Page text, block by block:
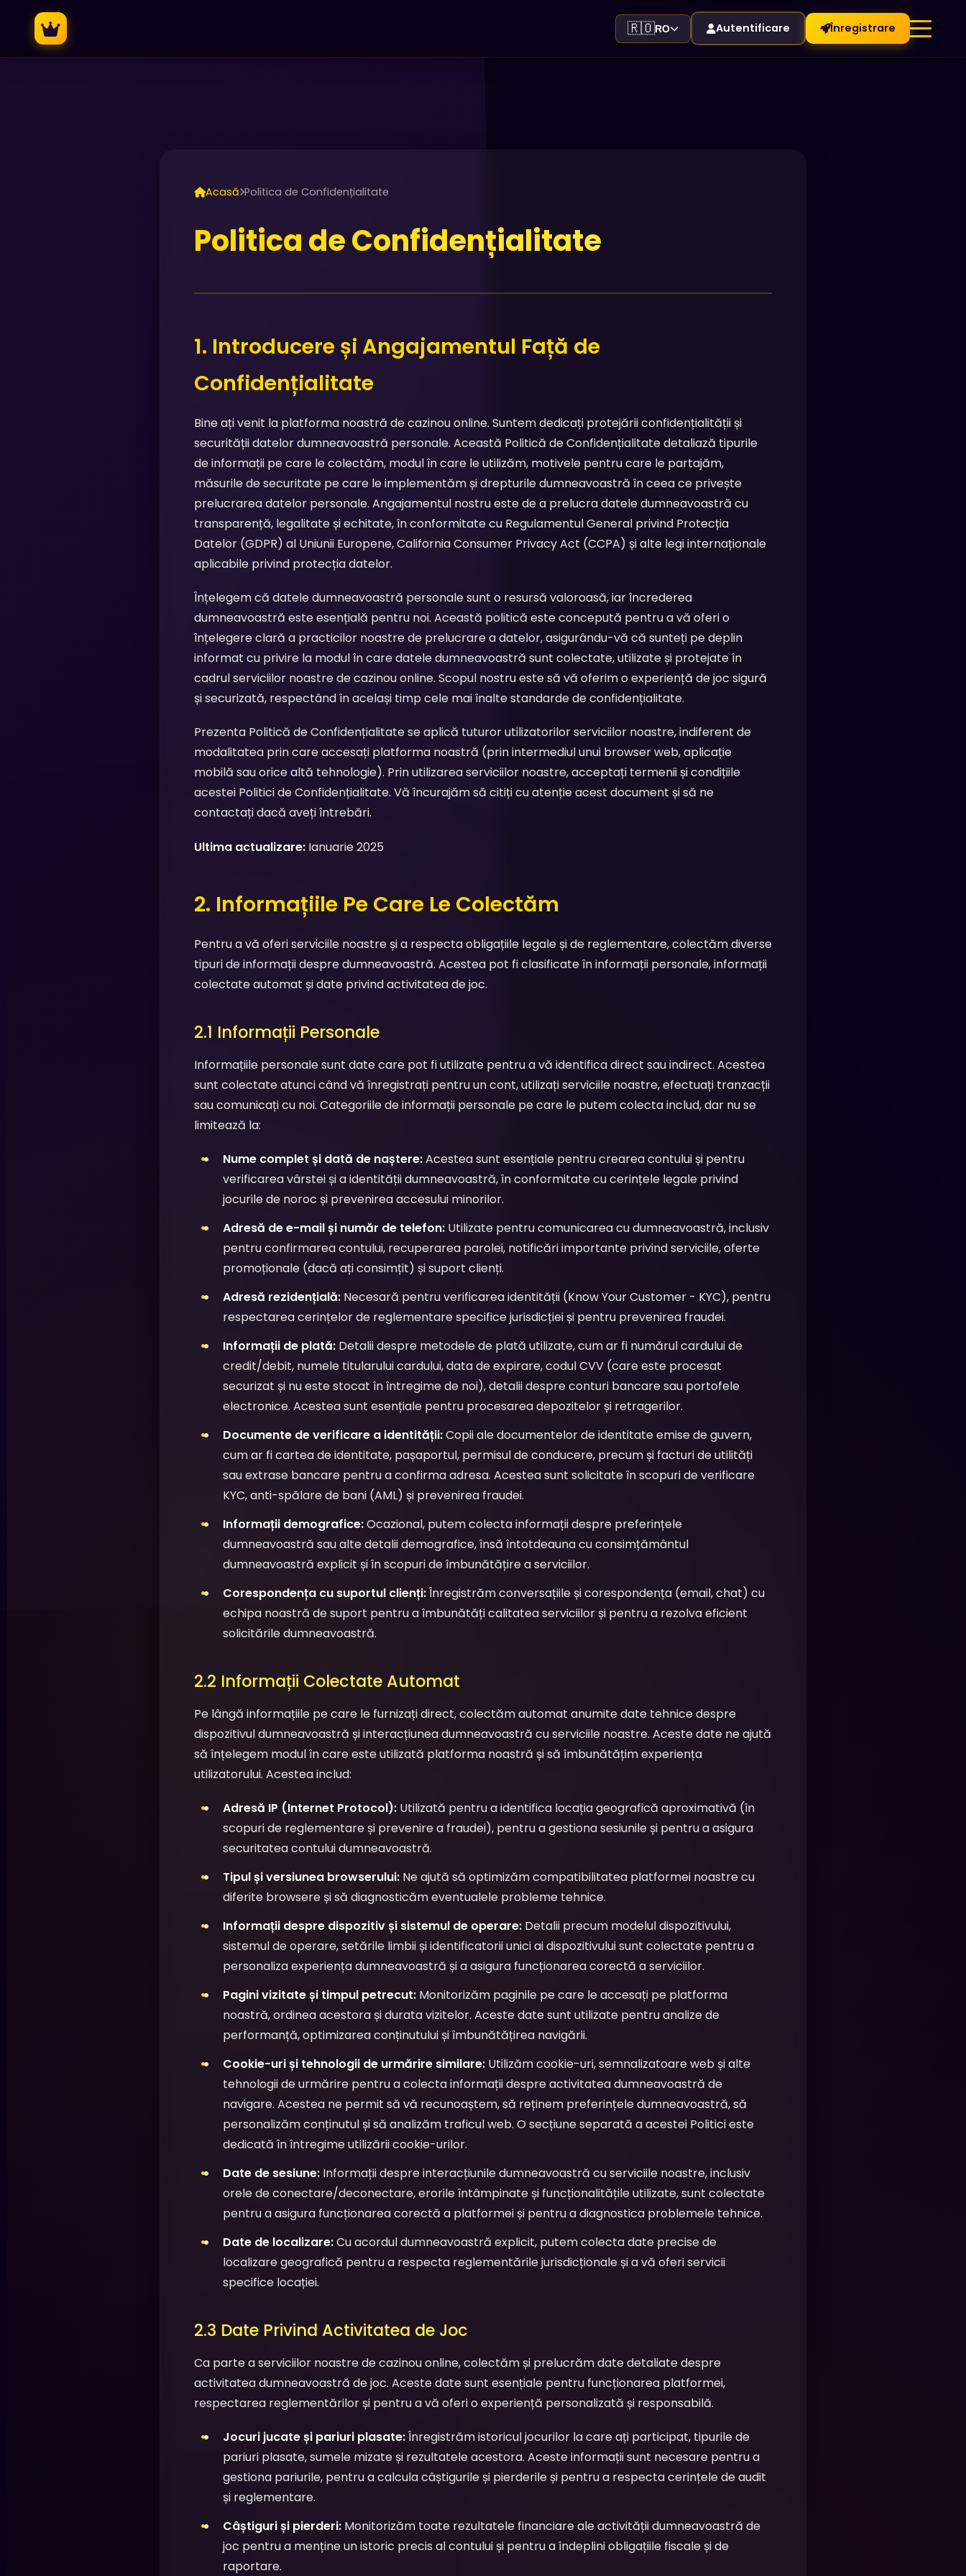
🇷🇴RO Autentificare Înregistrare
Acasă Politica de Confidențialitate
Politica de Confidențialitate
1. Introducere și Angajamentul Față de
Confidențialitate
Bine ați venit la platforma noastră de cazinou online. Suntem dedicați protejării confidențialității și
securității datelor dumneavoastră personale. Această Politică de Confidențialitate detaliază tipurile
de informații pe care le colectăm, modul în care le utilizăm, motivele pentru care le partajăm,
măsurile de securitate pe care le implementăm și drepturile dumneavoastră în ceea ce privește
prelucrarea datelor personale. Angajamentul nostru este de a prelucra datele dumneavoastră cu
transparență, legalitate și echitate, în conformitate cu Regulamentul General privind Protecția
Datelor (GDPR) al Uniunii Europene, California Consumer Privacy Act (CCPA) și alte legi internaționale
aplicabile privind protecția datelor.
Înțelegem că datele dumneavoastră personale sunt o resursă valoroasă, iar încrederea
dumneavoastră este esențială pentru noi. Această politică este concepută pentru a vă oferi o
înțelegere clară a practicilor noastre de prelucrare a datelor, asigurându-vă că sunteți pe deplin
informat cu privire la modul în care datele dumneavoastră sunt colectate, utilizate și protejate în
cadrul serviciilor noastre de cazinou online. Scopul nostru este să vă oferim o experiență de joc sigură
și securizată, respectând în același timp cele mai înalte standarde de confidențialitate.
Prezenta Politică de Confidențialitate se aplică tuturor utilizatorilor serviciilor noastre, indiferent de
modalitatea prin care accesați platforma noastră (prin intermediul unui browser web, aplicație
mobilă sau orice altă tehnologie). Prin utilizarea serviciilor noastre, acceptați termenii și condițiile
acestei Politici de Confidențialitate. Vă încurajăm să citiți cu atenție acest document și să ne
contactați dacă aveți întrebări.
Ultima actualizare: Ianuarie 2025
2. Informațiile Pe Care Le Colectăm
Pentru a vă oferi serviciile noastre și a respecta obligațiile legale și de reglementare, colectăm diverse
tipuri de informații despre dumneavoastră. Acestea pot fi clasificate în informații personale, informații
colectate automat și date privind activitatea de joc.
2.1 Informații Personale
Informațiile personale sunt date care pot fi utilizate pentru a vă identifica direct sau indirect. Acestea
sunt colectate atunci când vă înregistrați pentru un cont, utilizați serviciile noastre, efectuați tranzacții
sau comunicați cu noi. Categoriile de informații personale pe care le putem colecta includ, dar nu se
limitează la:
Nume complet și dată de naștere:Acestea sunt esențiale pentru crearea contului și pentru
verificarea vârstei și a identității dumneavoastră, în conformitate cu cerințele legale privind
jocurile de noroc și prevenirea accesului minorilor.
Adresă de e-mail și număr de telefon: Utilizate pentru comunicarea cu dumneavoastră, inclusiv
pentru confirmarea contului, recuperarea parolei, notificări importante privind serviciile, oferte
promoționale (dacă ați consimțit) și suport clienți.
Adresă rezidențială: Necesară pentru verificarea identității (Know Your Customer - KYC), pentru
respectarea cerințelor de reglementare specifice jurisdicției și pentru prevenirea fraudei.
Informații de plată: Detalii despre metodele de plată utilizate, cum ar fi numărul cardului de
credit/debit, numele titularului cardului, data de expirare, codul CVV (care este procesat
securizat și nu este stocat în întregime de noi), detalii despre conturi bancare sau portofele
electronice. Acestea sunt esențiale pentru procesarea depozitelor și retragerilor.
Documente de verificare a identității:Copii ale documentelor de identitate emise de guvern,
cum ar fi cartea de identitate, pașaportul, permisul de conducere, precum și facturi de utilități
sau extrase bancare pentru a confirma adresa. Acestea sunt solicitate în scopuri de verificare
KYC, anti-spălare de bani (AML) și prevenirea fraudei.
Informații demografice:Ocazional, putem colecta informații despre preferințele
dumneavoastră sau alte detalii demografice, însă întotdeauna cu consimțământul
dumneavoastră explicit și în scopuri de îmbunătățire a serviciilor.
Corespondența cu suportul clienți:Înregistrăm conversațiile și corespondența (email, chat) cu
echipa noastră de suport pentru a îmbunătăți calitatea serviciilor și pentru a rezolva eficient
solicitările dumneavoastră.
2.2 Informații Colectate Automat
Pe lângă informațiile pe care le furnizați direct, colectăm automat anumite date tehnice despre
dispozitivul dumneavoastră și interacțiunea dumneavoastră cu serviciile noastre. Aceste date ne ajută
să înțelegem modul în care este utilizată platforma noastră și să îmbunătățim experiența
utilizatorului. Acestea includ:
Adresă IP (Internet Protocol): Utilizată pentru a identifica locația geografică aproximativă (în
scopuri de reglementare și prevenire a fraudei), pentru a gestiona sesiunile și pentru a asigura
securitatea contului dumneavoastră.
Tipul și versiunea browserului: Ne ajută să optimizăm compatibilitatea platformei noastre cu
diferite browsere și să diagnosticăm eventualele probleme tehnice.
Informații despre dispozitiv și sistemul de operare: Detalii precum modelul dispozitivului,
sistemul de operare, setările limbii și identificatorii unici ai dispozitivului sunt colectate pentru a
personaliza experiența dumneavoastră și a asigura funcționarea corectă a serviciilor.
Pagini vizitate și timpul petrecut: Monitorizăm paginile pe care le accesați pe platforma
noastră, ordinea acestora și durata vizitelor. Aceste date sunt utilizate pentru analize de
performanță, optimizarea conținutului și îmbunătățirea navigării.
Cookie-uri și tehnologii de urmărire similare: Utilizăm cookie-uri, semnalizatoare web și alte
tehnologii de urmărire pentru a colecta informații despre activitatea dumneavoastră de
navigare. Acestea ne permit să vă recunoaștem, să reținem preferințele dumneavoastră, să
personalizăm conținutul și să analizăm traficul web. O secțiune separată a acestei Politici este
dedicată în întregime utilizării cookie-urilor.
Date de sesiune: Informații despre interacțiunile dumneavoastră cu serviciile noastre, inclusiv
orele de conectare/deconectare, erorile întâmpinate și funcționalitățile utilizate, sunt colectate
pentru a asigura funcționarea corectă a platformei și pentru a diagnostica problemele tehnice.
Date de localizare:Cu acordul dumneavoastră explicit, putem colecta date precise de
localizare geografică pentru a respecta reglementările jurisdicționale și a vă oferi servicii
specifice locației.
2.3 Date Privind Activitatea de Joc
Ca parte a serviciilor noastre de cazinou online, colectăm și prelucrăm date detaliate despre
activitatea dumneavoastră de joc. Aceste date sunt esențiale pentru funcționarea platformei,
respectarea reglementărilor și pentru a vă oferi o experiență personalizată și responsabilă.
Jocuri jucate și pariuri plasate:Înregistrăm istoricul jocurilor la care ați participat, tipurile de
pariuri plasate, sumele mizate și rezultatele acestora. Aceste informații sunt necesare pentru a
gestiona pariurile, pentru a calcula câștigurile și pierderile și pentru a respecta cerințele de audit
și reglementare.
Câștiguri și pierderi: Monitorizăm toate rezultatele financiare ale activității dumneavoastră de
joc pentru a menține un istoric precis al contului și pentru a îndeplini obligațiile fiscale și de
raportare.